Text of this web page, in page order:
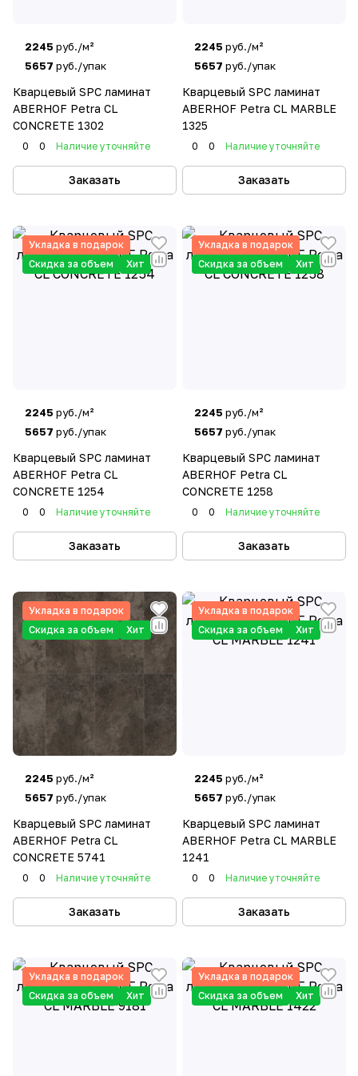
2245 руб./м²
5657 руб./упак
Кварцевый SPC ламинат
ABERHOF Petra CL
CONCRETE 1302
0 0 Наличие уточняйте
Заказать
2245 руб./м²
5657 руб./упак
Кварцевый SPC ламинат
ABERHOF Petra CL MARBLE
1325
0 0 Наличие уточняйте
Заказать
Укладка в подарок
Скидка за объем
Хит
2245 руб./м²
5657 руб./упак
Кварцевый SPC ламинат
ABERHOF Petra CL
CONCRETE 1254
0 0 Наличие уточняйте
Заказать
Укладка в подарок
Скидка за объем
Хит
2245 руб./м²
5657 руб./упак
Кварцевый SPC ламинат
ABERHOF Petra CL
CONCRETE 1258
0 0 Наличие уточняйте
Заказать
Укладка в подарок
Скидка за объем
Хит
2245 руб./м²
5657 руб./упак
Кварцевый SPC ламинат
ABERHOF Petra CL
CONCRETE 5741
0 0 Наличие уточняйте
Заказать
Укладка в подарок
Скидка за объем
Хит
2245 руб./м²
5657 руб./упак
Кварцевый SPC ламинат
ABERHOF Petra CL MARBLE
1241
0 0 Наличие уточняйте
Заказать
Укладка в подарок
Скидка за объем
Хит
Укладка в подарок
Скидка за объем
Хит